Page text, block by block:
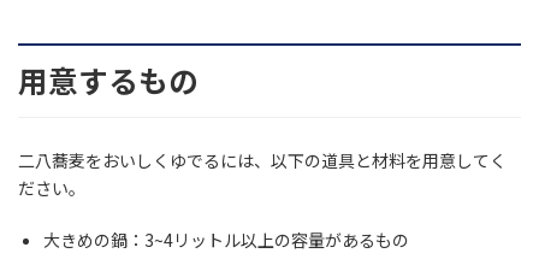
用意するもの
二八蕎麦をおいしくゆでるには、以下の道具と材料を用意してく
ださい。
大きめの鍋：3~4リットル以上の容量があるもの